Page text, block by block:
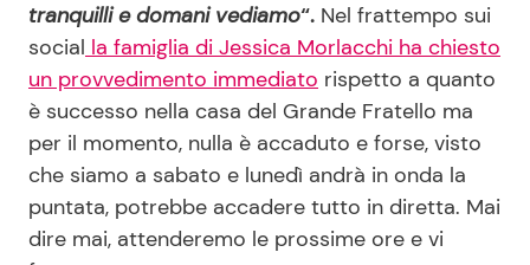
tranquilli e domani vediamo“. Nel frattempo sui
social la famiglia di Jessica Morlacchi ha chiesto
un provvedimento immediato rispetto a quanto
è successo nella casa del Grande Fratello ma
per il momento, nulla è accaduto e forse, visto
che siamo a sabato e lunedì andrà in onda la
puntata, potrebbe accadere tutto in diretta. Mai
dire mai, attenderemo le prossime ore e vi